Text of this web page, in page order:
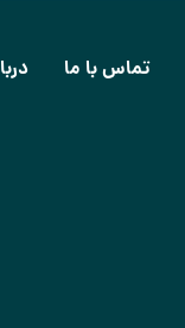
تماس با ما